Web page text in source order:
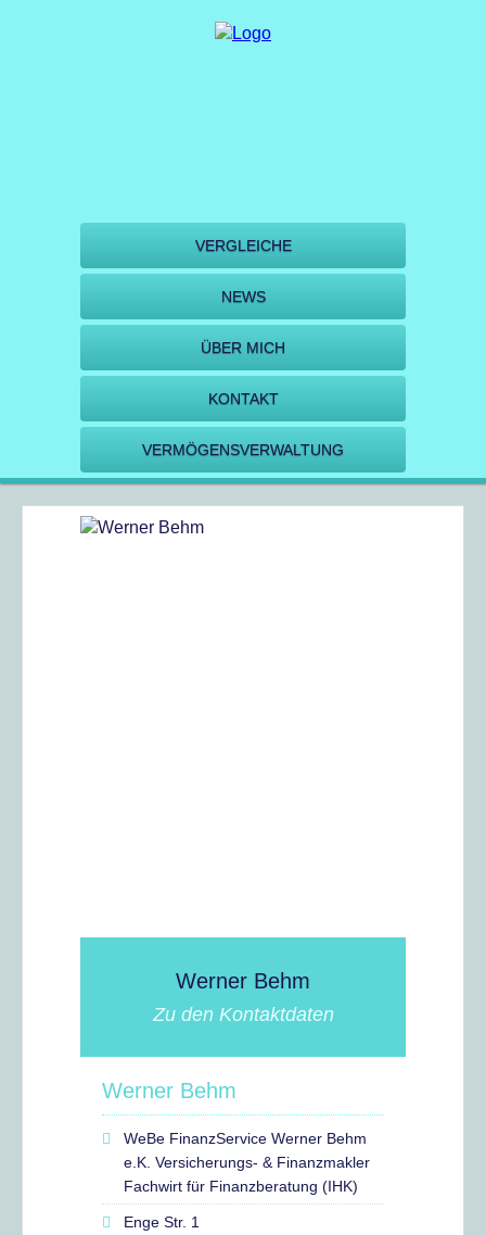
VERGLEICHE
NEWS
ÜBER MICH
KONTAKT
VERMÖGENSVERWALTUNG
Werner Behm
Zu den Kontaktdaten
Werner Behm
WeBe FinanzService Werner Behm
e.K. Versicherungs- & Finanzmakler
Fachwirt für Finanzberatung (IHK)
Enge Str. 1